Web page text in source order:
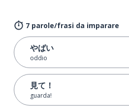
7 parole/frasi da imparare
やばい
oddio
見て！
guarda!